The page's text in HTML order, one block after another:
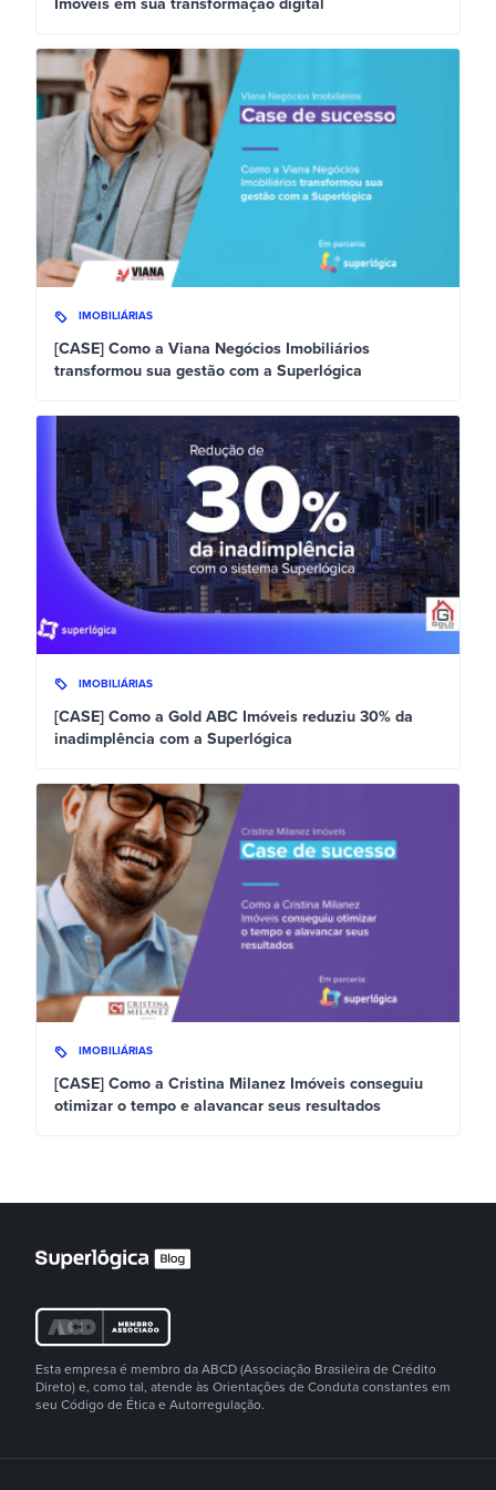
IMOBILIÁRIAS
[CASE] Como a Viana Negócios Imobiliários
transformou sua gestão com a Superlógica
IMOBILIÁRIAS
[CASE] Como a Gold ABC Imóveis reduziu 30% da
inadimplência com a Superlógica
IMOBILIÁRIAS
[CASE] Como a Cristina Milanez Imóveis conseguiu
otimizar o tempo e alavancar seus resultados
Esta empresa é membro da ABCD (Associação Brasileira de Crédito
Direto) e, como tal, atende às Orientações de Conduta constantes em
seu Código de Ética e Autorregulação.